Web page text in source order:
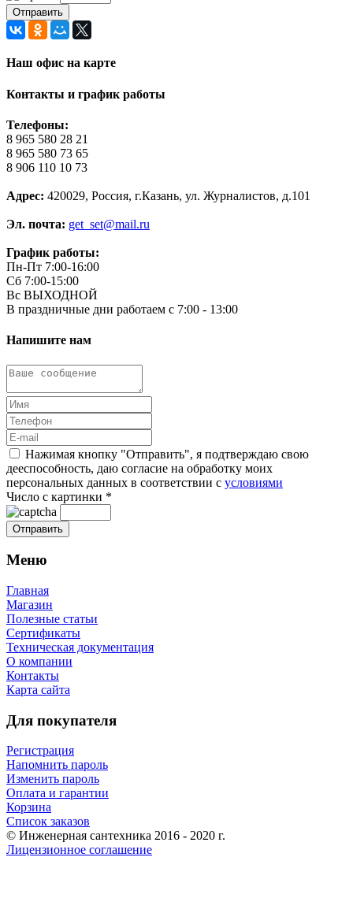
Наш офис на карте
Контакты и график работы
Телефоны:
8 965 580 28 21
8 965 580 73 65
8 906 110 10 73
Адрес: 420029, Россия, г.Казань, ул. Журналистов, д.101
Эл. почта: get_set@mail.ru
График работы:
Пн-Пт 7:00-16:00
Сб 7:00-15:00
Вс ВЫХОДНОЙ
В праздничные дни работаем с 7:00 - 13:00
Напишите нам
Нажимая кнопку "Отправить", я подтверждаю свою
дееспособность, даю согласие на обработку моих
персональных данных в соответствии с условиями
Число с картинки *
Меню
Главная
Магазин
Полезные статьи
Сертификаты
Техническая документация
О компании
Контакты
Карта сайта
Для покупателя
Регистрация
Напомнить пароль
Изменить пароль
Оплата и гарантии
Корзина
Список заказов
© Инженерная сантехника 2016 - 2020 г.
Лицензионное соглашение